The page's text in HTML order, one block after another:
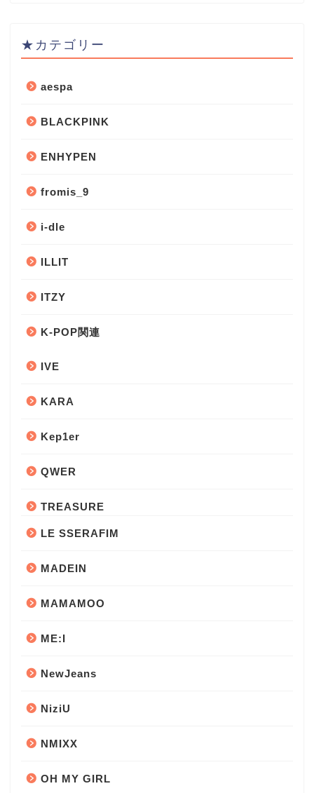
★カテゴリー
aespa
BLACKPINK
ENHYPEN
fromis_9
i-dle
ILLIT
ITZY
K-POP関連
IVE
KARA
Kep1er
QWER
TREASURE
LE SSERAFIM
MADEIN
MAMAMOO
ME:I
NewJeans
NiziU
NMIXX
OH MY GIRL